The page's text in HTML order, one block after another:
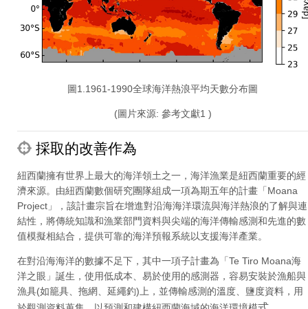
圖1.1961-1990全球海洋熱浪平均天數分布圖
(圖片來源: 參考文獻1 )
採取的改善作為
紐西蘭擁有世界上最大的海洋領土之一，海洋漁業是紐西蘭重要的經
濟來源。由紐西蘭數個研究團隊組成一項為期五年的計畫「Moana
Project」，該計畫宗旨在增進對沿海海洋環流與海洋熱浪的了解與連
結性，將傳統知識和漁業部門資料與尖端的海洋傳輸感測和先進的數
值模擬相結合，提供可靠的海洋預報系統以支援海洋產業。
在對沿海海洋的數據不足下，其中一項子計畫為「Te Tiro Moana海
洋之眼」誕生，使用低成本、易於使用的感測器，容易安裝於漁船與
漁具(如籠具、拖網、延繩釣)上，並傳輸感測的溫度、鹽度資料，用